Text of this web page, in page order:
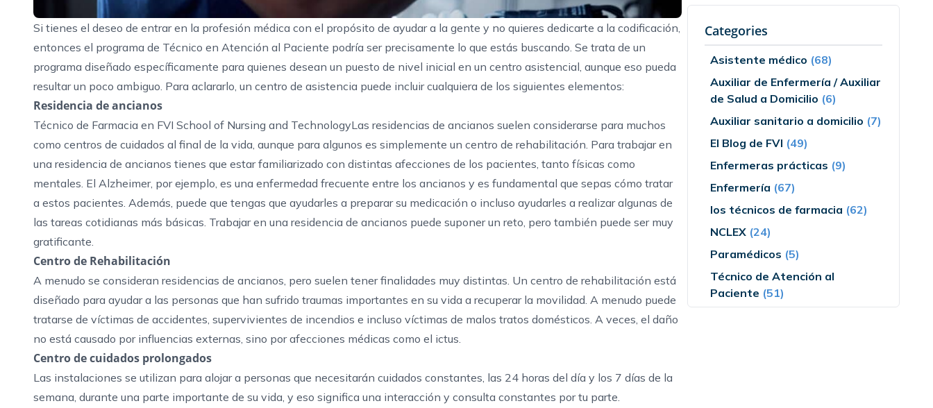
Si tienes el deseo de entrar en la profesión médica con el propósito de ayudar a la gente y no quieres dedicarte a la codificación,
entonces el programa de Técnico en Atención al Paciente podría ser precisamente lo que estás buscando. Se trata de un
programa diseñado específicamente para quienes desean un puesto de nivel inicial en un centro asistencial, aunque eso pueda
resultar un poco ambiguo. Para aclararlo, un centro de asistencia puede incluir cualquiera de los siguientes elementos:
Residencia de ancianos
Técnico de Farmacia en FVI School of Nursing and TechnologyLas residencias de ancianos suelen considerarse para muchos
como centros de cuidados al final de la vida, aunque para algunos es simplemente un centro de rehabilitación. Para trabajar en
una residencia de ancianos tienes que estar familiarizado con distintas afecciones de los pacientes, tanto físicas como
mentales. El Alzheimer, por ejemplo, es una enfermedad frecuente entre los ancianos y es fundamental que sepas cómo tratar
a estos pacientes. Además, puede que tengas que ayudarles a preparar su medicación o incluso ayudarles a realizar algunas de
las tareas cotidianas más básicas. Trabajar en una residencia de ancianos puede suponer un reto, pero también puede ser muy
gratificante.
Centro de Rehabilitación
A menudo se consideran residencias de ancianos, pero suelen tener finalidades muy distintas. Un centro de rehabilitación está
diseñado para ayudar a las personas que han sufrido traumas importantes en su vida a recuperar la movilidad. A menudo puede
tratarse de víctimas de accidentes, supervivientes de incendios e incluso víctimas de malos tratos domésticos. A veces, el daño
no está causado por influencias externas, sino por afecciones médicas como el ictus.
Centro de cuidados prolongados
Las instalaciones se utilizan para alojar a personas que necesitarán cuidados constantes, las 24 horas del día y los 7 días de la
semana, durante una parte importante de su vida, y eso significa una interacción y consulta constantes por tu parte.
Categories
Asistente médico (68)
Auxiliar de Enfermería / Auxiliar
de Salud a Domicilio (6)
Auxiliar sanitario a domicilio (7)
El Blog de FVI (49)
Enfermeras prácticas (9)
Enfermería (67)
los técnicos de farmacia (62)
NCLEX(24)
Paramédicos (5)
Técnico de Atención al
Paciente (51)